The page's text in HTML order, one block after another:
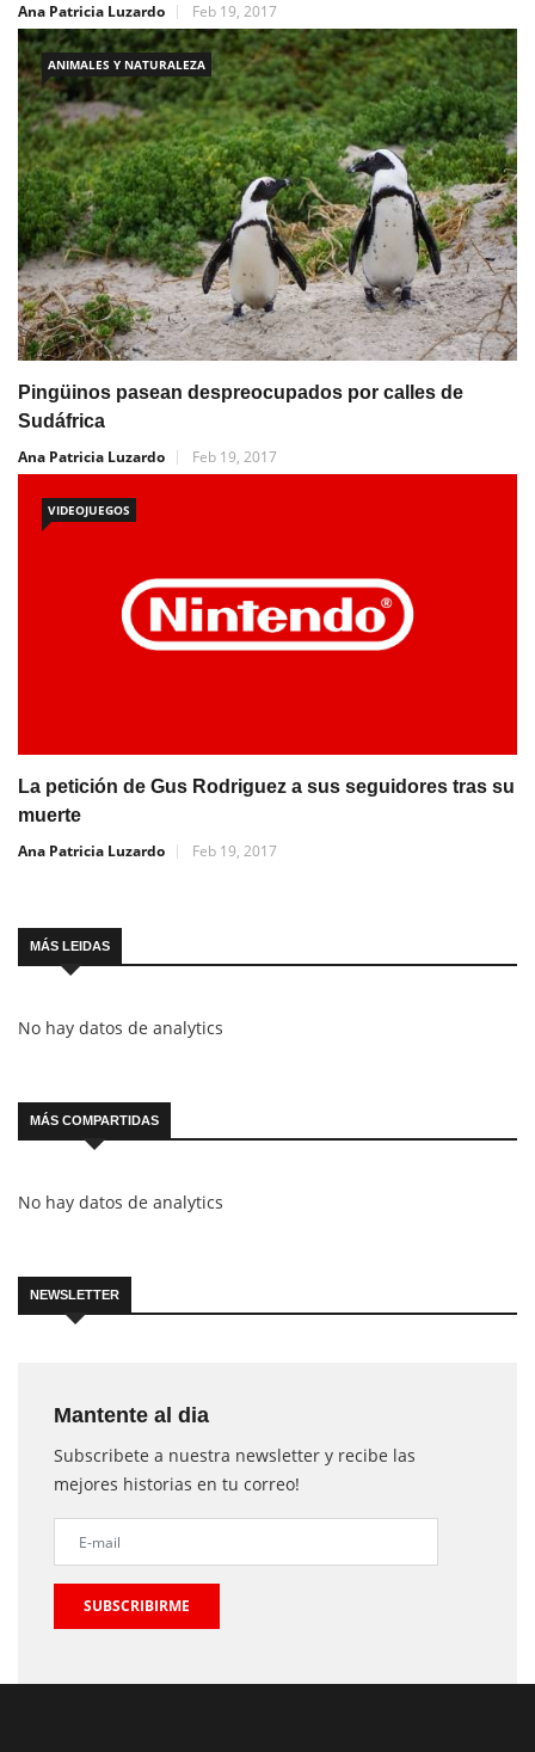
Ana Patricia Luzardo
Feb 19, 2017
ANIMALES Y NATURALEZA
Pingüinos pasean despreocupados por calles de
Sudáfrica
Ana Patricia Luzardo
Feb 19, 2017
VIDEOJUEGOS
La petición de Gus Rodriguez a sus seguidores tras su
muerte
Ana Patricia Luzardo
Feb 19, 2017
MÁS LEIDAS
No hay datos de analytics
MÁS COMPARTIDAS
No hay datos de analytics
NEWSLETTER
Mantente al dia
Subscribete a nuestra newsletter y recibe las
mejores historias en tu correo!
SUBSCRIBIRME